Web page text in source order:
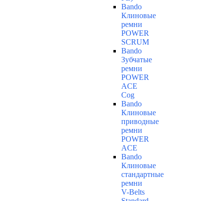
Bando
Клиновые
ремни
POWER
SCRUM
Bando
Зубчатые
ремни
POWER
ACE
Cog
Bando
Клиновые
приводные
ремни
POWER
ACE
Bando
Клиновые
стандартные
ремни
V-Belts